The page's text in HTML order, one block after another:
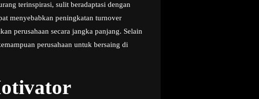
terinspirasi, sulit beradaptasi dengan
menyebabkan peningkatan turnover
perusahaan secara jangka panjang. Selain
perusahaan untuk bersaing di